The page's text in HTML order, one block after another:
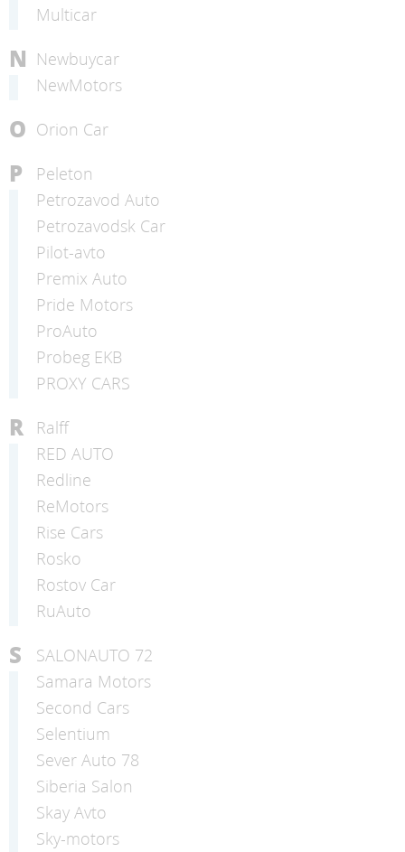
Multicar
N Newbuycar
NewMotors
O Orion Car
P
Peleton
Petrozavod Auto
Petrozavodsk Car
Pilot-avto
Premix Auto
Pride Motors
ProAuto
Probeg EKB
PROXY CARS
R
Ralff
RED AUTO
Redline
ReMotors
Rise Cars
Rosko
Rostov Car
RuAuto
S
SALONAUTO 72
Samara Motors
Second Cars
Selentium
Sever Auto 78
Siberia Salon
Skay Avto
Sky-motors